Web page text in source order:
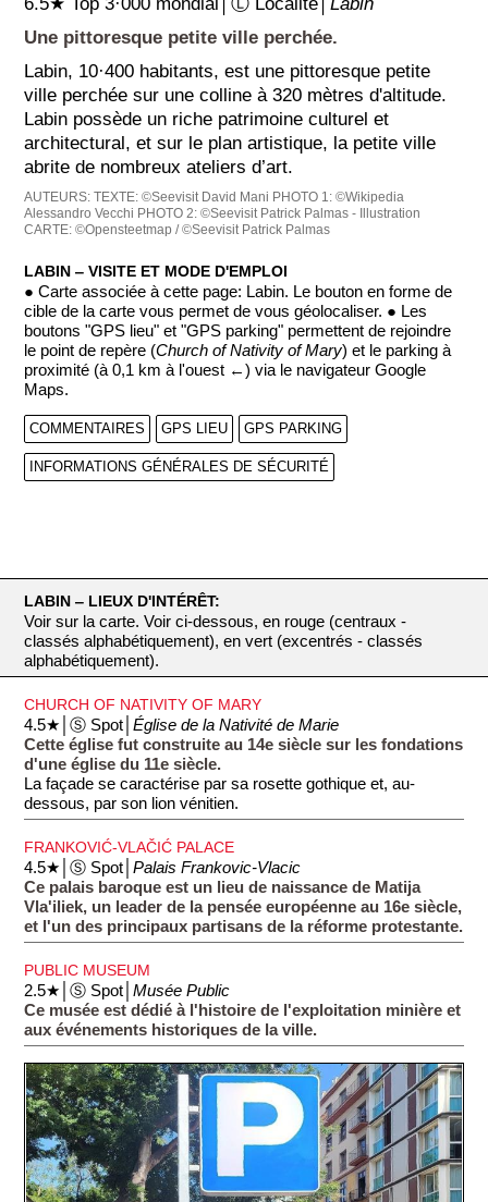
Une pittoresque petite ville perchée.
Labin, 10·400 habitants, est une pittoresque petite
ville perchée sur une colline à 320 mètres d'altitude.
Labin possède un riche patrimoine culturel et
architectural, et sur le plan artistique, la petite ville
abrite de nombreux ateliers d’art.
AUTEURS:TEXTE: ©Seevisit David Mani PHOTO 1: ©Wikipedia
Alessandro Vecchi PHOTO 2: ©Seevisit Patrick Palmas - Illustration
CARTE: ©Opensteetmap / ©Seevisit Patrick Palmas
LABIN ‒ VISITE ET MODE D'EMPLOI
● Carte associée à cette page: Labin. Le bouton en forme de
cible de la carte vous permet de vous géolocaliser. ● Les
boutons "GPS lieu" et "GPS parking" permettent de rejoindre
le point de repère (Church of Nativity of Mary) et le parking à
proximité (à 0,1 km à l'ouest ←) via le navigateur Google
Maps.
COMMENTAIRES GPS LIEU GPS PARKING
INFORMATIONS GÉNÉRALES DE SÉCURITÉ
LABIN ‒ LIEUX D'INTÉRÊT:
Voir sur la carte. Voir ci-dessous, en rouge (centraux -
classés alphabétiquement), en vert (excentrés - classés
alphabétiquement).
CHURCH OF NATIVITY OF MARY
4.5★│Ⓢ Spot│Église de la Nativité de Marie
Cette église fut construite au 14e siècle sur les fondations
d'une église du 11e siècle.
La façade se caractérise par sa rosette gothique et, au-
dessous, par son lion vénitien.
FRANKOVIĆ-VLAČIĆ PALACE
4.5★│Ⓢ Spot│Palais Frankovic-Vlacic
Ce palais baroque est un lieu de naissance de Matija
Vla'iliek, un leader de la pensée européenne au 16e siècle,
et l'un des principaux partisans de la réforme protestante.
PUBLIC MUSEUM
2.5★│Ⓢ Spot│Musée Public
Ce musée est dédié à l'histoire de l'exploitation minière et
aux événements historiques de la ville.